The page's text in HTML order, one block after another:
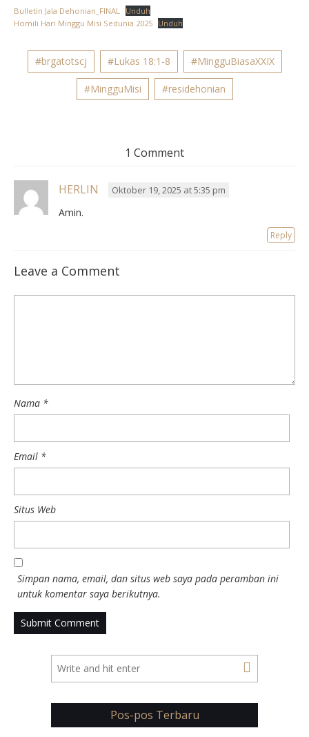
Bulletin Jala Dehonian_FINAL
Unduh
Homili Hari Minggu Misi Sedunia 2025 Unduh
#brgatotscj #Lukas 18:1-8 #MingguBiasaXXIX
#MingguMisi #residehonian
1 Comment
HERLIN Oktober 19, 2025 at 5:35 pm
Amin.
Reply
Leave a Comment
Nama *
Email *
Situs Web
Simpan nama, email, dan situs web saya pada peramban ini
untuk komentar saya berikutnya.
Pos-pos Terbaru